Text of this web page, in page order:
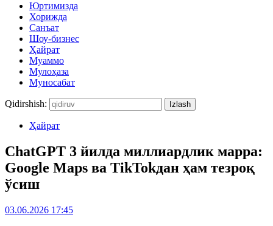
Юртимизда
Хорижда
Санъат
Шоу-бизнес
Ҳайрат
Муаммо
Мулоҳаза
Муносабат
Qidirshish:
Ҳайрат
ChatGPT 3 йилда миллиардлик марра:
Google Maps ва TikTokдан ҳам тезроқ
ўсиш
03.06.2026 17:45